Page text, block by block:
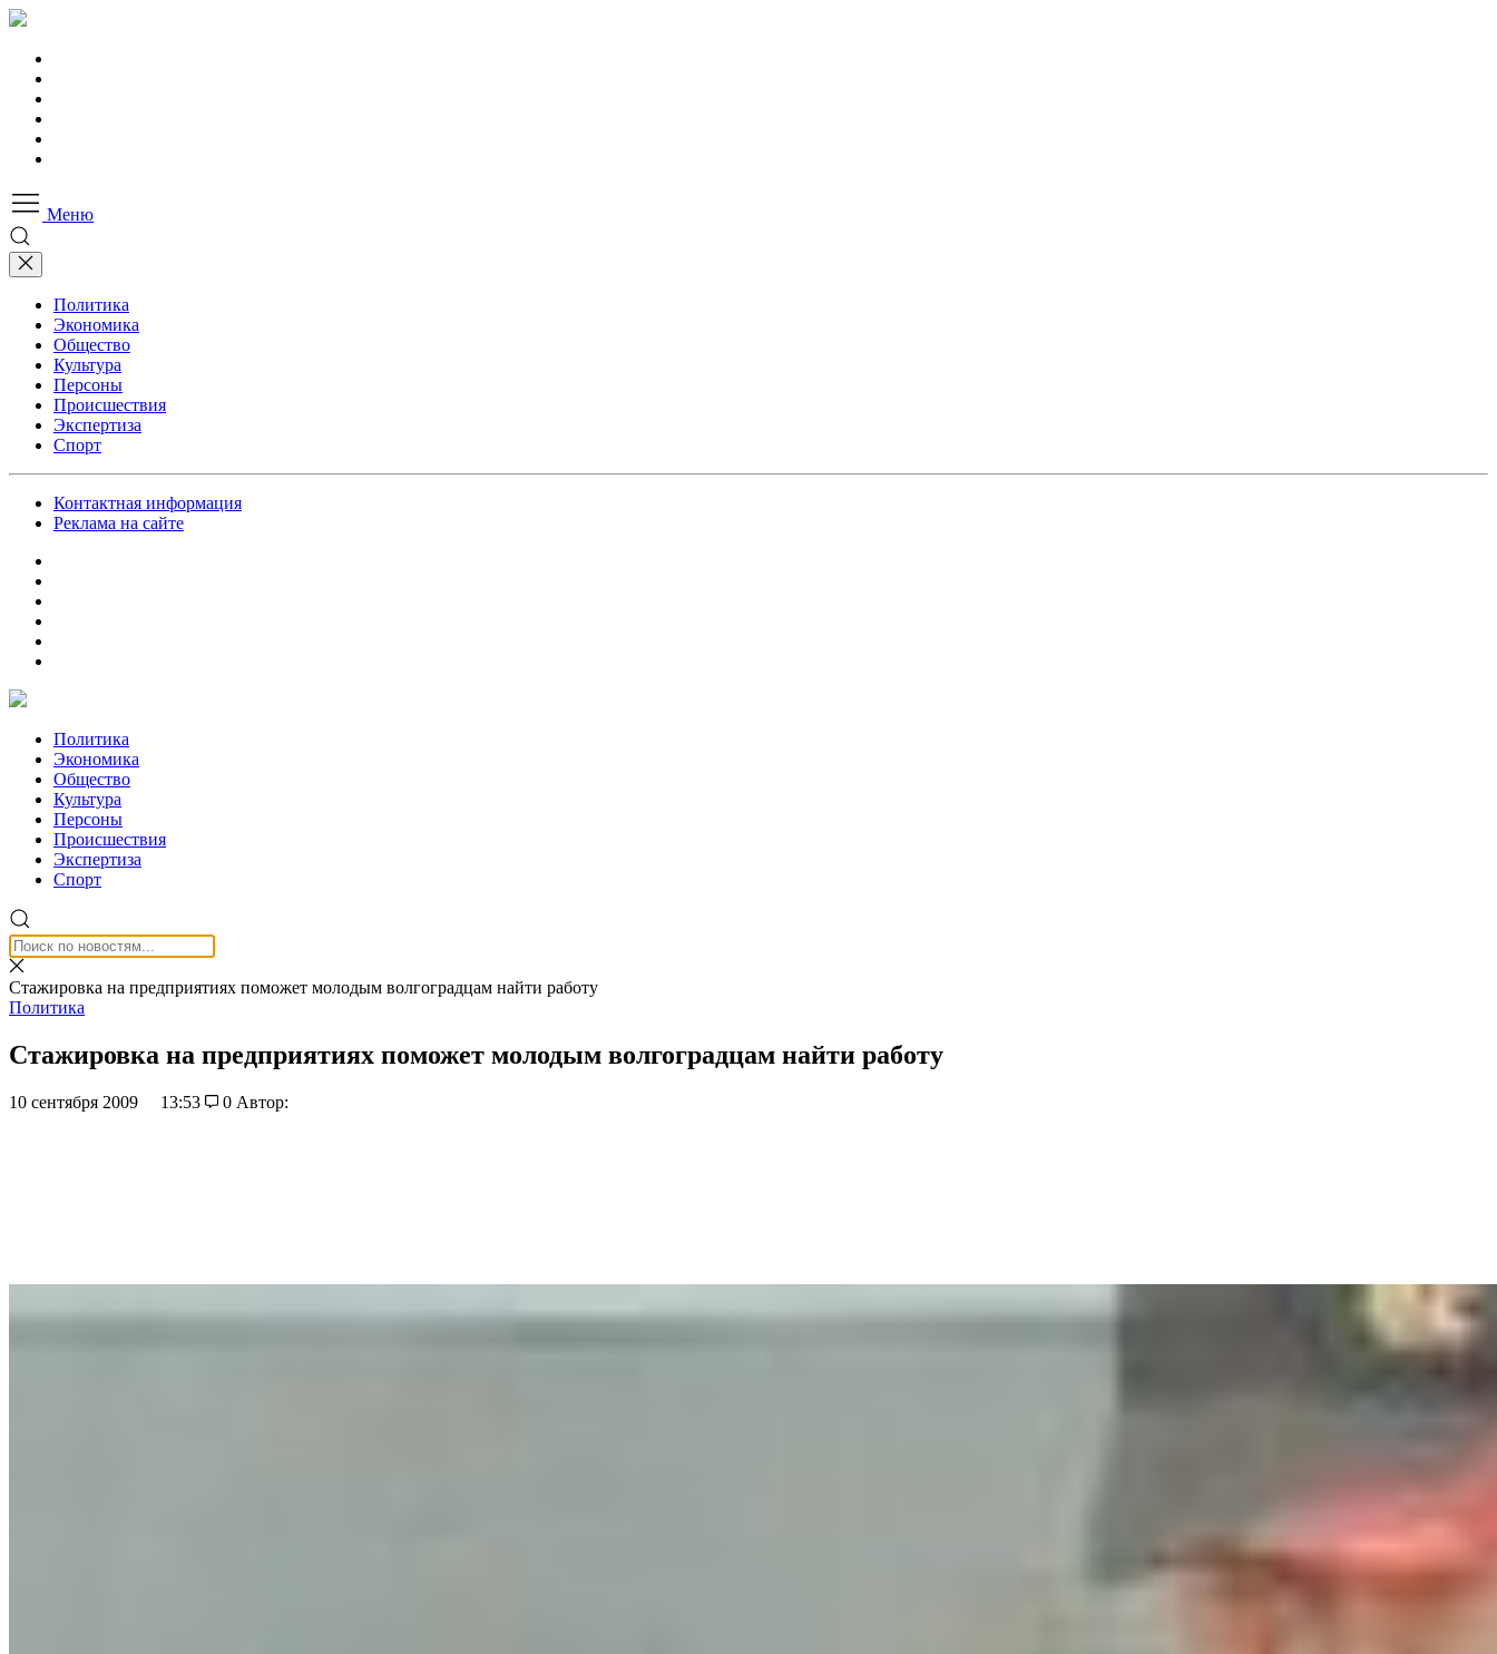
Меню
Политика
Экономика
Общество
Культура
Персоны
Происшествия
Экспертиза
Спорт
Контактная информация
Реклама на сайте
Политика
Экономика
Общество
Культура
Персоны
Происшествия
Экспертиза
Спорт
Стажировка на предприятиях поможет молодым волгоградцам найти работу
Политика
Стажировка на предприятиях поможет молодым волгоградцам найти работу
10 сентября 2009 13:53 0 Автор: